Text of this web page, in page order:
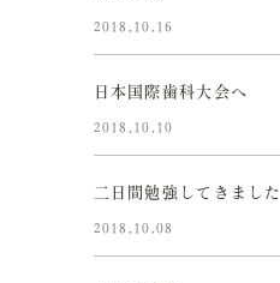
2018.10.16
日本国際歯科大会へ
2018.10.10
二日間勉強してきました
2018.10.08